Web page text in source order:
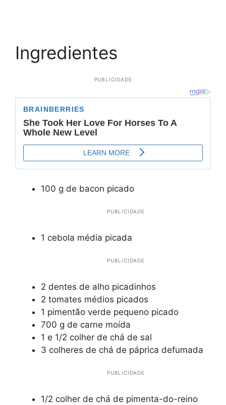
Ingredientes
PUBLICIDADE
100 g de bacon picado
PUBLICIDADE
1 cebola média picada
PUBLICIDADE
2 dentes de alho picadinhos
2 tomates médios picados
1 pimentão verde pequeno picado
700 g de carne moída
1 e 1/2 colher de chá de sal
3 colheres de chá de páprica defumada
PUBLICIDADE
1/2 colher de chá de pimenta-do-reino